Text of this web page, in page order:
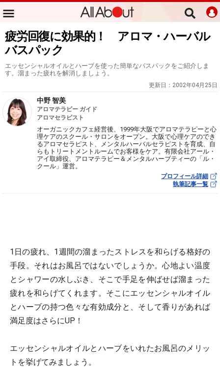
疲労回復に効果的！ アロマ・ハーバル
バスパック
エッセンシャルオイルとハーブを使った簡単なバスパックをご紹介しま
す。溜まった疲れを解消しましょう。
更新日： 2002年04月25日
中野 智美
アロマテラピー ガイド
アロマセラピスト
オーガニックカフェ経営後、1999年大阪でアロマテラピーと心
理ケアのスクール・サロンをオープン。大阪で心理ケアのでき
るアロマセラピスト、メンタルハーバルセラピストを育成、自
らもトリートメントルームでお客様をケア。有限会社アール・
アイ取締役、アロマテラピー＆メンタルハーブティーの「ル・
クール」運営。
プロフィール詳細
執筆記事一覧
1日の疲れ、1週間の溜まったストレスを和らげる格好の
手段。それはお風呂ではないでしょうか。心地よい温度
とシャワーの水しぶき、そこで手足を伸ばせば溜まった
疲れを和らげてくれます。そこにエッセンシャルオイル
とハーブの持つ色々な有効成分と、そして香りがあれば
満足度はさらにUP！
エッセンシャルオイルとハーブをいれたお風呂のメリッ
トを挙げてみましょう。